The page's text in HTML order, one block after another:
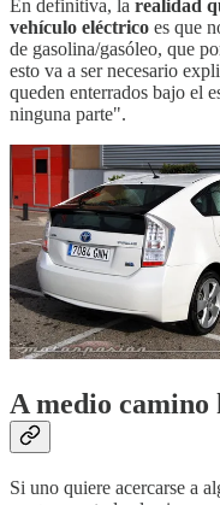
En definitiva, la realidad
vehículo eléctrico es que
de gasolina/gasóleo, que
esto va a ser necesario
queden enterrados bajo el
ninguna parte".
A medio camino
Si uno quiere acercarse a